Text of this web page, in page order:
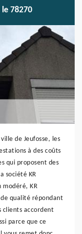
78270
de Jeufosse, les
à des coûts
qui proposent des
société KR
modéré, KR
qualité répondant
clients accordent
parce que ce